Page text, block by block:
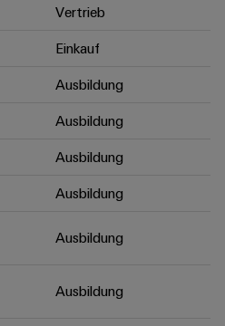
Vertrieb
Einkauf
Ausbildung
Ausbildung
Ausbildung
Ausbildung
Ausbildung
Ausbildung